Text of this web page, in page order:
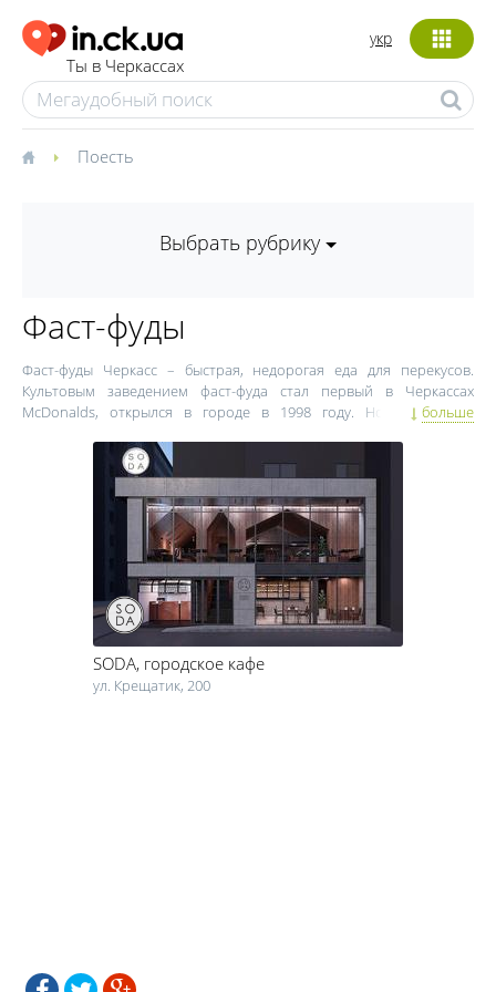
Ты в Черкассах
укр
Поесть
Выбрать рубрику
Фаст-фуды
Фаст-фуды Черкасс – быстрая, недорогая еда для перекусов.
Культовым заведением фаст-фуда стал первый в Черкассах
McDonalds, открылся в городе в 1998 году. Новый формат
более чем 15-летнего существования, черкасский McDonalds
сохранил свою популярность. Другие рестораны быстрого
питания Черкасс работают в формате самоообслуживания.
Адреса, телефоны, фото, отзывы о всех фаст-фудах Черкасс –
больше
SODA, городское кафе
ул. Крещатик, 200